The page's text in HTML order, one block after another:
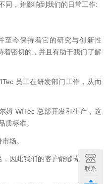
同，并影响到我们的日常工作:
至今保持着它的研究与创新性
着密切的，并且有助于我们了解
员工在研发部门工作，从而
姆 WITec 总部开发和生产，这
质标准。
场。
因此我们的客户能够专注于工
联系